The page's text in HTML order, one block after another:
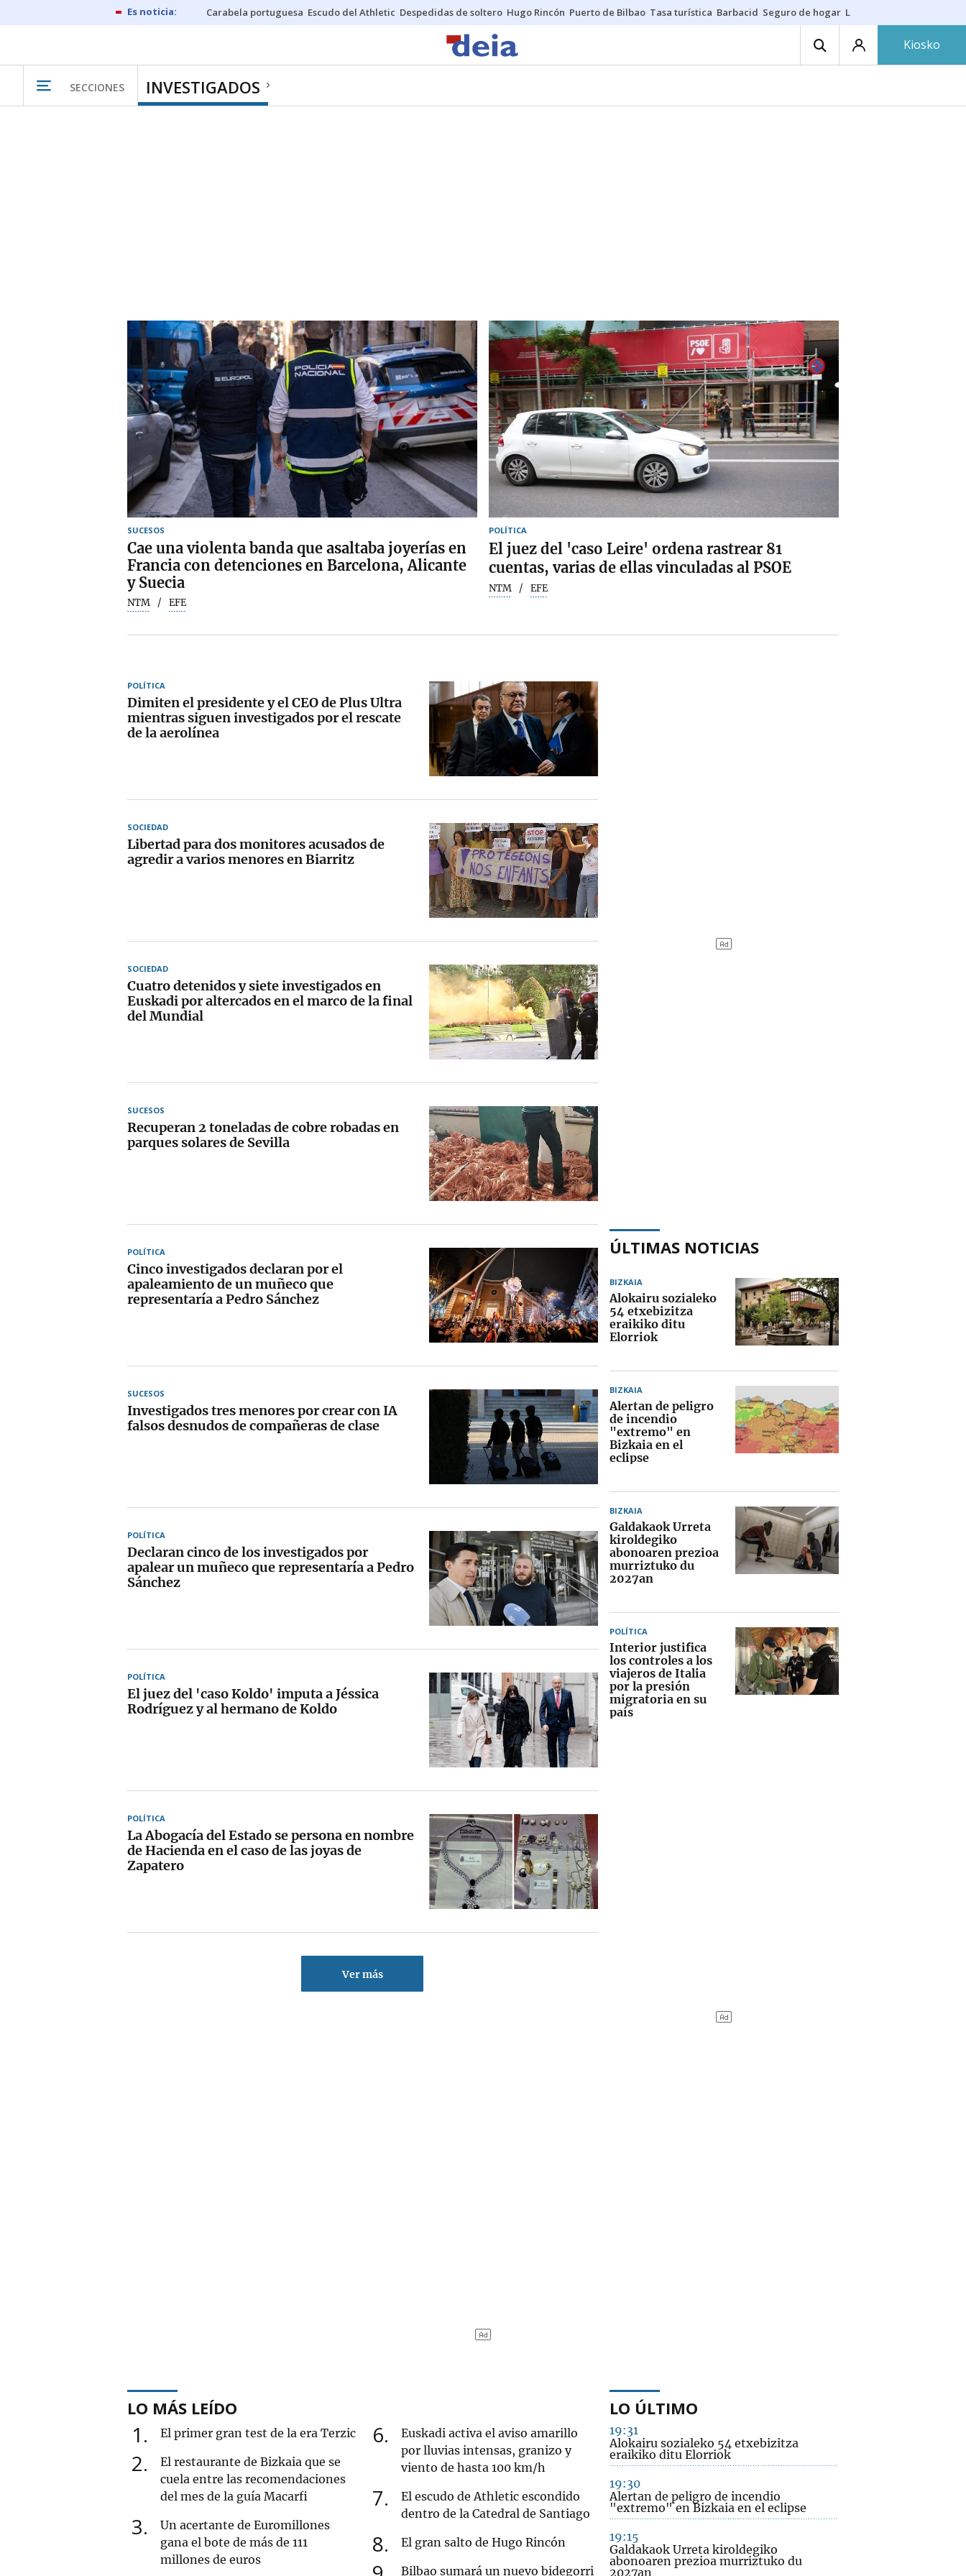
Carabela portuguesa Escudo del Athletic Despedidas de soltero Hugo Rincón Puerto de Bilbao Tasa turística Barbacid Seguro de hogar Lío Athletic-Osasuna
Kiosko
SECCIONES INVESTIGADOS
SUCESOS
Cae una violenta banda que asaltaba joyerías en
Francia con detenciones en Barcelona, Alicante
y Suecia
NTM EFE
POLÍTICA
El juez del 'caso Leire' ordena rastrear 81
cuentas, varias de ellas vinculadas al PSOE
NTM EFE
POLÍTICA
Dimiten el presidente y el CEO de Plus Ultra
mientras siguen investigados por el rescate
de la aerolínea
SOCIEDAD
Libertad para dos monitores acusados de
agredir a varios menores en Biarritz
SOCIEDAD
Cuatro detenidos y siete investigados en
Euskadi por altercados en el marco de la final
del Mundial
SUCESOS
Recuperan 2 toneladas de cobre robadas en
parques solares de Sevilla
POLÍTICA
Cinco investigados declaran por el
apaleamiento de un muñeco que
representaría a Pedro Sánchez
SUCESOS
Investigados tres menores por crear con IA
falsos desnudos de compañeras de clase
POLÍTICA
Declaran cinco de los investigados por
apalear un muñeco que representaría a Pedro
Sánchez
POLÍTICA
El juez del 'caso Koldo' imputa a Jéssica
Rodríguez y al hermano de Koldo
POLÍTICA
La Abogacía del Estado se persona en nombre
de Hacienda en el caso de las joyas de
Zapatero
Ver más
ÚLTIMAS NOTICIAS
BIZKAIA
Alokairu sozialeko
54 etxebizitza
eraikiko ditu
Elorriok
BIZKAIA
Alertan de peligro
de incendio
"extremo" en
Bizkaia en el
eclipse
BIZKAIA
Galdakaok Urreta
kiroldegiko
abonoaren prezioa
murriztuko du
2027an
POLÍTICA
Interior justifica
los controles a los
viajeros de Italia
por la presión
migratoria en su
país
LO MÁS LEÍDO
1 El primer gran test de la era Terzic
2
El restaurante de Bizkaia que se
cuela entre las recomendaciones
del mes de la guía Macarfi
3
Un acertante de Euromillones
gana el bote de más de 111
millones de euros
6
Euskadi activa el aviso amarillo
por lluvias intensas, granizo y
viento de hasta 100 km/h
7
El escudo de Athletic escondido
dentro de la Catedral de Santiago
8 El gran salto de Hugo Rincón
Bilbao sumará un nuevo bidegorri
LO ÚLTIMO
19:31
Alokairu sozialeko 54 etxebizitza
eraikiko ditu Elorriok
19:30
Alertan de peligro de incendio
"extremo" en Bizkaia en el eclipse
19:15
Galdakaok Urreta kiroldegiko
abonoaren prezioa murriztuko du
2027an